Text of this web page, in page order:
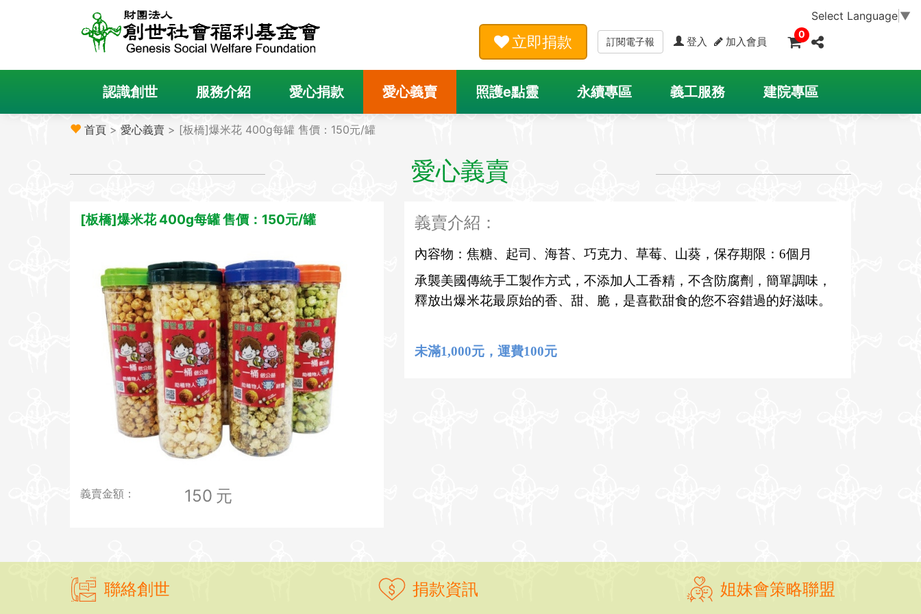
Select Language ▼
立即捐款 訂閱電子報 登入 加入會員
0
認識創世 服務介紹 愛心捐款 愛心義賣 照護e點靈 永續專區 義工服務 建院專區
首頁 > 愛心義賣 > [板橋]爆米花 400g每罐 售價：150元/罐
愛心義賣
[板橋]爆米花 400g每罐 售價：150元/罐
義賣金額： 150 元
義賣介紹：
內容物：焦糖、起司、海苔、巧克力、草莓、山葵，保存期限：6個月
承襲美國傳統手工製作方式，不添加人工香精，不含防腐劑，簡單調味，
釋放出爆米花最原始的香、甜、脆，是喜歡甜食的您不容錯過的好滋味。
未滿1,000元，運費100元
聯絡創世 捐款資訊 姐妹會策略聯盟